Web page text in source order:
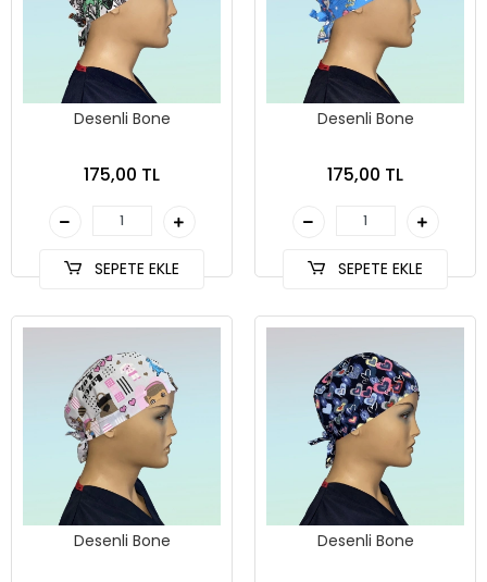
Desenli Bone
175,00 TL
SEPETE EKLE
Desenli Bone
175,00 TL
SEPETE EKLE
Desenli Bone Desenli Bone